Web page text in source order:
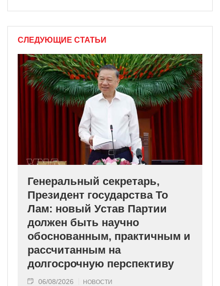
СЛЕДУЮЩИЕ СТАТЬИ
Генеральный секретарь,
Президент государства То
Лам: новый Устав Партии
должен быть научно
обоснованным, практичным и
рассчитанным на
долгосрочную перспективу
06/08/2026 НОВОСТИ